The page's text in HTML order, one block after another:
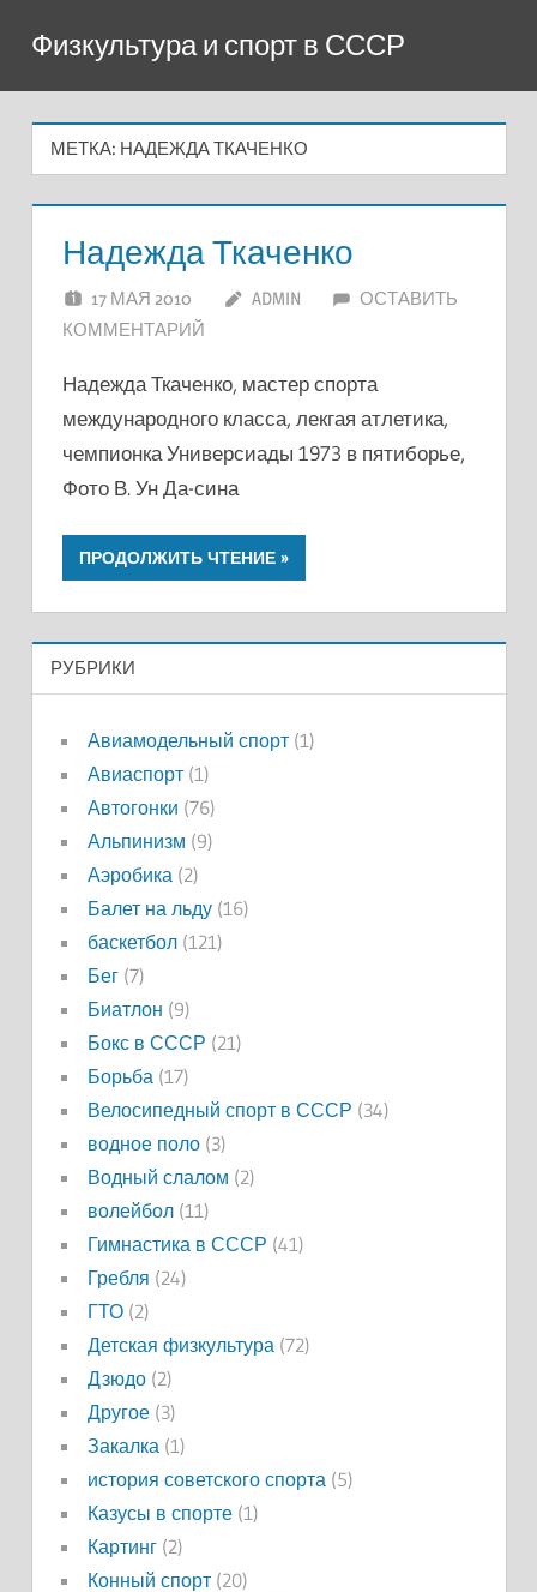
содержимому
Физкультура и спорт в СССР
МЕТКА: НАДЕЖДА ТКАЧЕНКО
Надежда Ткаченко
17 МАЯ 2010 ADMIN
ОСТАВИТЬ
КОММЕНТАРИЙ
Надежда Ткаченко, мастер спорта
международного класса, лекгая атлетика,
чемпионка Универсиады 1973 в пятиборье,
Фото В. Ун Да-сина
ПРОДОЛЖИТЬ ЧТЕНИЕ
РУБРИКИ
Авиамодельный спорт(1)
Авиаспорт(1)
Автогонки (76)
Альпинизм (9)
Аэробика(2)
Балет на льду(16)
баскетбол(121)
Бег(7)
Биатлон (9)
Бокс в СССР (21)
Борьба(17)
Велосипедный спорт в СССР (34)
водное поло(3)
Водный слалом (2)
волейбол(11)
Гимнастика в СССР (41)
Гребля (24)
ГТО(2)
Детская физкультура(72)
Дзюдо(2)
Другое(3)
Закалка(1)
история советского спорта(5)
Казусы в спорте(1)
Картинг(2)
Конный спорт(20)